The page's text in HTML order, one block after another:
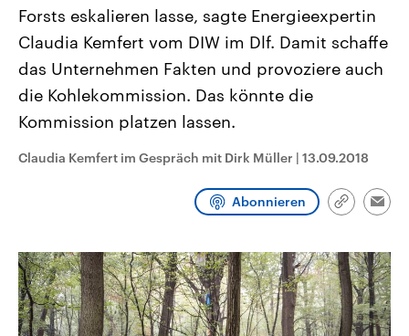
Landtagswahl Sachsen-Anhalt
2026
Alle Informationen
Sachsen-Anhalt wählt am 6.
September 2026 einen neuen
Bundesland von einer Koalition aus
Umfragen, Prognosen,
Wahlprogramme, aktuelle Berichte
und Kandidaten der anstehenden
USA
Aktuelle Beiträge,
Hintergründe
Wirtschaftlich und
gehören die Vereinigten
Forsts eskalieren lasse, sagte Energieexpertin
Claudia Kemfert vom DIW im Dlf. Damit schaffe
das Unternehmen Fakten und provoziere auch
die Kohlekommission. Das könnte die
Kommission platzen lassen.
Claudia Kemfert im Gespräch mit Dirk Müller | 13.09.2018
Abonnieren
Link